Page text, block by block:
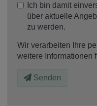
Ich bin damit
über aktuelle
zu werden.
Wir verarbeiten Ihre
weitere Informationen
Senden